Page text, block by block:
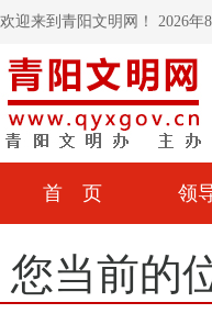
欢迎来到青阳文明网！ 2026年
首 页 领
您当前的